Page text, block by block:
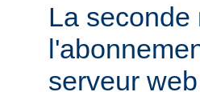
La seconde
serveur